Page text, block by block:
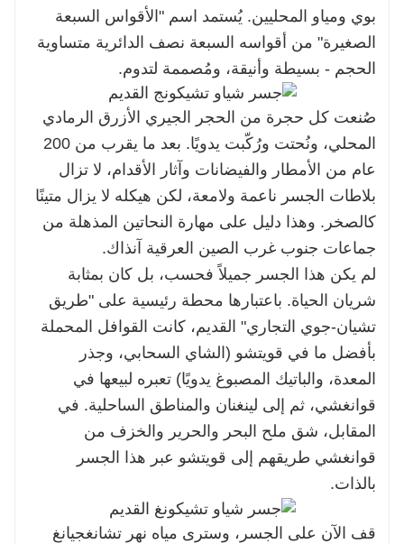
بوي ومياو المحليين. يُستمد اسم "الأقواس السبعة
الصغيرة" من أقواسه السبعة نصف الدائرية متساوية
الحجم - بسيطة وأنيقة، ومُصممة لتدوم.
صُنعت كل حجرة من الحجر الجيري الأزرق الرمادي
المحلي، ونُحتت ورُكّبت يدويًا. بعد ما يقرب من 200
عام من الأمطار والفيضانات وآثار الأقدام، لا تزال
بلاطات الجسر ناعمة ولامعة، لكن هيكله لا يزال متينًا
كالصخر. وهذا دليل على مهارة النحاتين المذهلة من
جماعات جنوب غرب الصين العرقية آنذاك.
لم يكن هذا الجسر جميلاً فحسب، بل كان بمثابة
شريان الحياة. باعتبارها محطة رئيسية على "طريق
تشيان-جوي التجاري" القديم، كانت القوافل المحملة
بأفضل ما في قويتشو (الشاي السحابي، وجذر
المعدة، والباتيك المصبوغ يدويًا) تعبره لبيعها في
قوانغشي، ثم إلى لينغنان والمناطق الساحلية. في
المقابل، شق ملح البحر والحرير والخزف من
قوانغشي طريقهم إلى قويتشو عبر هذا الجسر
بالذات.
قف الآن على الجسر، وسترى مياه نهر تشانغجيانغ